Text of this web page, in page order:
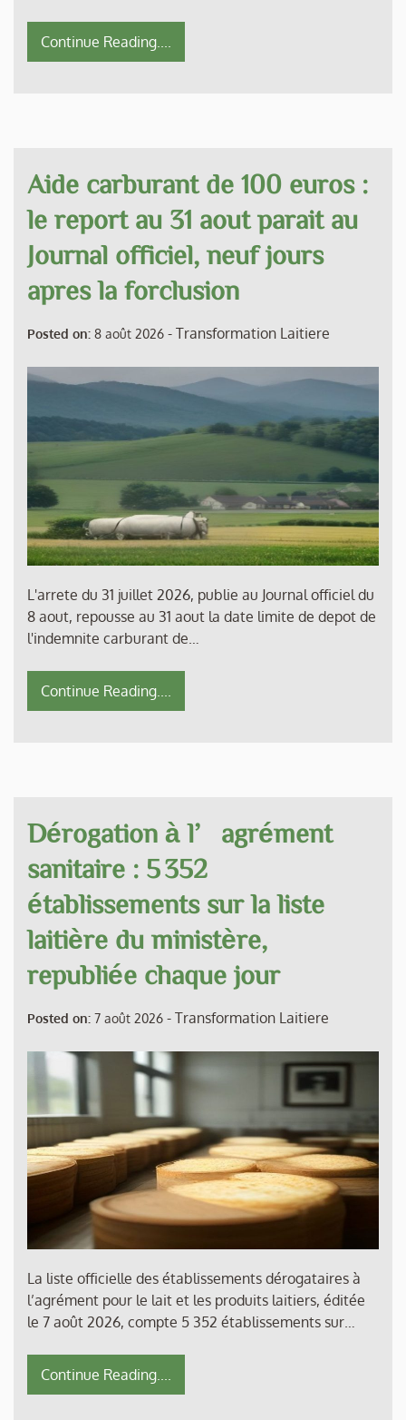
Continue Reading....
Aide carburant de 100 euros :
le report au 31 aout parait au
Journal officiel, neuf jours
apres la forclusion
Posted on: 8 août 2026 - Transformation Laitiere
L'arrete du 31 juillet 2026, publie au Journal officiel du
8 aout, repousse au 31 aout la date limite de depot de
l'indemnite carburant de…
Continue Reading....
Dérogation à l’agrément
sanitaire : 5 352
établissements sur la liste
laitière du ministère,
republiée chaque jour
Posted on: 7 août 2026 - Transformation Laitiere
La liste officielle des établissements dérogataires à
l’agrément pour le lait et les produits laitiers, éditée
le 7 août 2026, compte 5 352 établissements sur…
Continue Reading....